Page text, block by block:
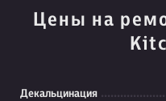
Цены на
Декальцинация